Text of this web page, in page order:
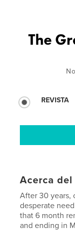
The
REVISTA
Acerca
After 30 years,
desperate
that 6 month
and ending in